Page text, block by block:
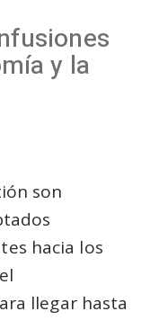
y la
son
hacia los
llegar hasta